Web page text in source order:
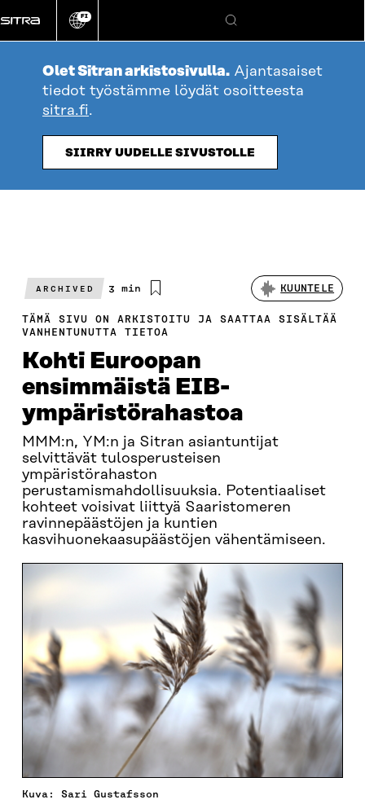
suoraan
sisältöön
Vaihda
kieli
FI
Hae
Olet Sitran arkistosivulla. Ajantasaiset
tiedot työstämme löydät osoitteesta
sitra.fi.
SIIRRY UUDELLE SIVUSTOLLE
ARCHIVED
Arvioitu
3 min KUUNTELE
TÄMÄ SIVU ON ARKISTOITU JA SAATTAA SISÄLTÄÄ
VANHENTUNUTTA TIETOA
Kohti Euroopan
ensimmäistä EIB-
ympäristörahastoa
MMM:n, YM:n ja Sitran asiantuntijat
selvittävät tulosperusteisen
ympäristörahaston
perustamismahdollisuuksia. Potentiaaliset
kohteet voisivat liittyä Saaristomeren
ravinnepäästöjen ja kuntien
kasvihuonekaasupäästöjen vähentämiseen.
Kuva: Sari Gustafsson